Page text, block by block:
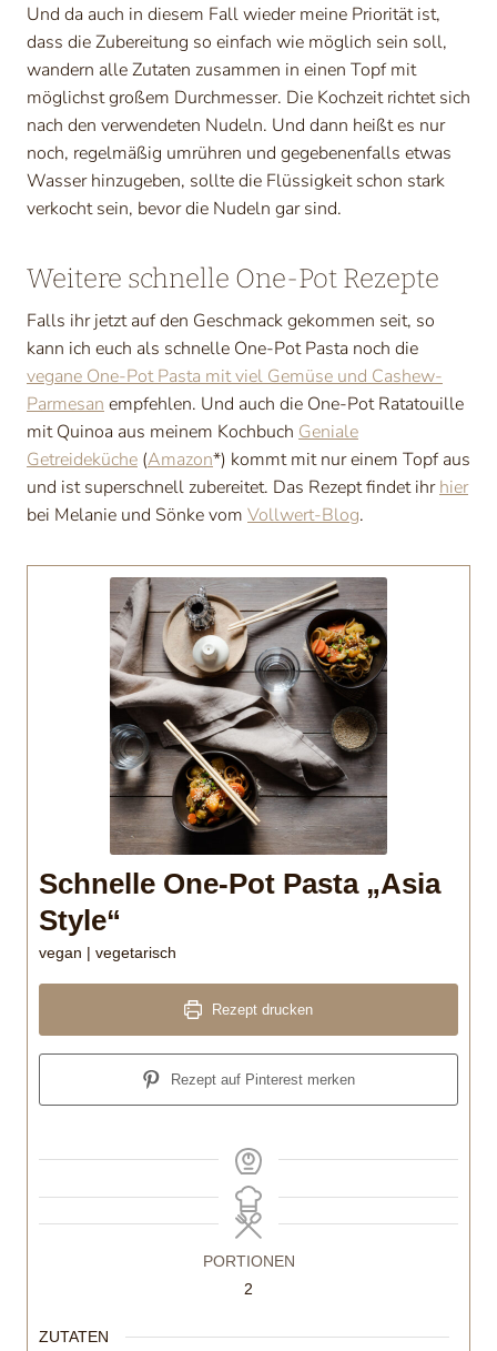
Und da auch in diesem Fall wieder meine Priorität ist,
dass die Zubereitung so einfach wie möglich sein soll,
wandern alle Zutaten zusammen in einen Topf mit
möglichst großem Durchmesser. Die Kochzeit richtet sich
nach den verwendeten Nudeln. Und dann heißt es nur
noch, regelmäßig umrühren und gegebenenfalls etwas
Wasser hinzugeben, sollte die Flüssigkeit schon stark
verkocht sein, bevor die Nudeln gar sind.
Weitere schnelle One-Pot Rezepte
Falls ihr jetzt auf den Geschmack gekommen seit, so
kann ich euch als schnelle One-Pot Pasta noch die
vegane One-Pot Pasta mit viel Gemüse und Cashew-
Parmesan empfehlen. Und auch die One-Pot Ratatouille
mit Quinoa aus meinem Kochbuch Geniale
Getreideküche (Amazon*) kommt mit nur einem Topf aus
und ist superschnell zubereitet. Das Rezept findet ihrhier
bei Melanie und Sönke vom Vollwert-Blog.
Schnelle One-Pot Pasta „Asia
Style“
vegan | vegetarisch
Rezept drucken
Rezept auf Pinterest merken
PORTIONEN
2
ZUTATEN